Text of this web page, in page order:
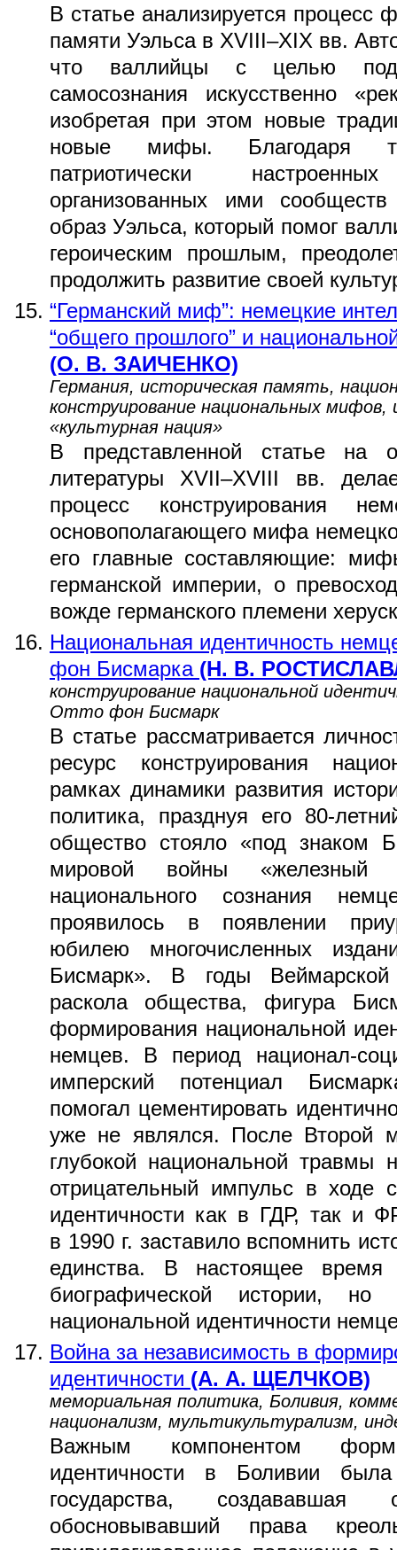
В статье анализируется процесс
памяти Уэльса в XVIII–XIX вв.
что валлийцы с целью
самосознания искусственно
изобретая при этом новые
новые мифы. Благодаря
патриотически
организованных ими
образ Уэльса, который помог
героическим прошлым,
продолжить развитие своей
“Германский миф”: немецкие
“общего прошлого” и
(О. В. ЗАИЧЕНКО)
Германия, историческая память,
конструирование национальных
«культурная нация»
В представленной статье на
литературы XVII–XVIII вв.
процесс конструирования
основополагающего мифа
его главные составляющие:
германской империи, о
вожде германского племени
Национальная идентичность
фон Бисмарка (Н. В.
конструирование национальной
Отто фон Бисмарк
В статье рассматривается
ресурс конструирования
рамках динамики развития
политика, празднуя его 80-
общество стояло «под знаком
мировой войны «железный
национального сознания
проявилось в появлении
юбилею многочисленных
Бисмарк». В годы
раскола общества, фигура
формирования национальной
немцев. В период национал-
имперский потенциал
помогал цементировать
уже не являлся. После Второй
глубокой национальной травмы
отрицательный импульс в ходе
идентичности как в ГДР, так и
в 1990 г. заставило вспомнить
единства. В настоящее время
биографической истории,
национальной идентичности
Война за независимость в
идентичности (А. А. ЩЕЛЧКОВ)
мемориальная политика, Боливия,
национализм, мультикультурализм,
Важным компонентом
идентичности в Боливии
государства, создававшая
обосновывавший права